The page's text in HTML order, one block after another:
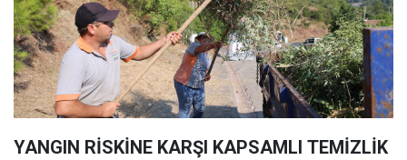
YANGIN RİSKİNE KARŞI KAPSAMLI TEMİZLİK